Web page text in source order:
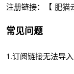
注册链接：【 肥猫
常见问题
1.订阅链接无法导入